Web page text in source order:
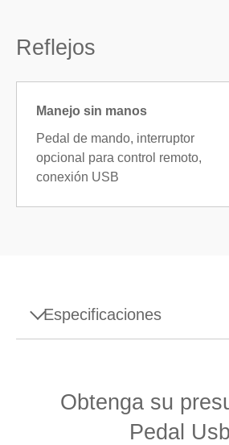
Reflejos
Manejo sin manos
Pedal de mando, interruptor
opcional para control remoto,
conexión USB
Especificaciones
Balanza compatible Múltiples
Obtenga su
Pedal Usb